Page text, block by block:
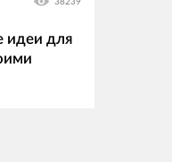
идеи для